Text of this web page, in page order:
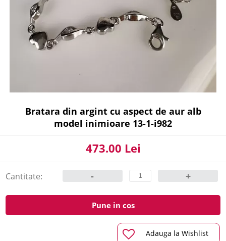
Adauga la Wishlist
Bratara din argint cu aspect de aur alb
model inimioare 13-1-i982
473.00 Lei
Cantitate: - +
Pune in cos